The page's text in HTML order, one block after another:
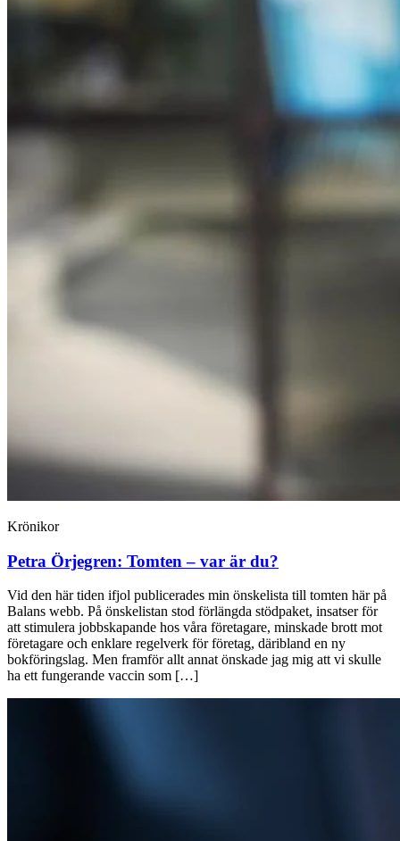
Krönikor
Petra Örjegren: Tomten – var är du?
Vid den här tiden ifjol publicerades min önskelista till tomten här på
Balans webb. På önskelistan stod förlängda stödpaket, insatser för
att stimulera jobbskapande hos våra företagare, minskade brott mot
företagare och enklare regelverk för företag, däribland en ny
bokföringslag. Men framför allt annat önskade jag mig att vi skulle
ha ett fungerande vaccin som […]